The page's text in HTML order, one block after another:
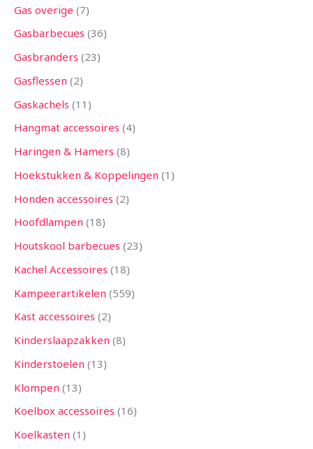
Gas overige 7
Gasbarbecues 36
Gasbranders 23
Gasflessen 2
Gaskachels 11
Hangmat accessoires 4
Haringen & Hamers 8
Hoekstukken & Koppelingen 1
Honden accessoires 2
Hoofdlampen 18
Houtskool barbecues 23
Kachel Accessoires 18
Kampeerartikelen 559
Kast accessoires 2
Kinderslaapzakken 8
Kinderstoelen 13
Klompen 13
Koelbox accessoires 16
Koelkasten 1